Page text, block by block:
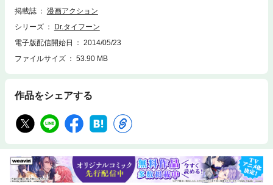
掲載誌
漫画アクション
シリーズ
Dr.タイフーン
電子版配信開始日
2014/05/23
ファイルサイズ
53.90 MB
作品をシェアする